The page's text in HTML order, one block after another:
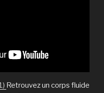
Retrouvez un corps fluide